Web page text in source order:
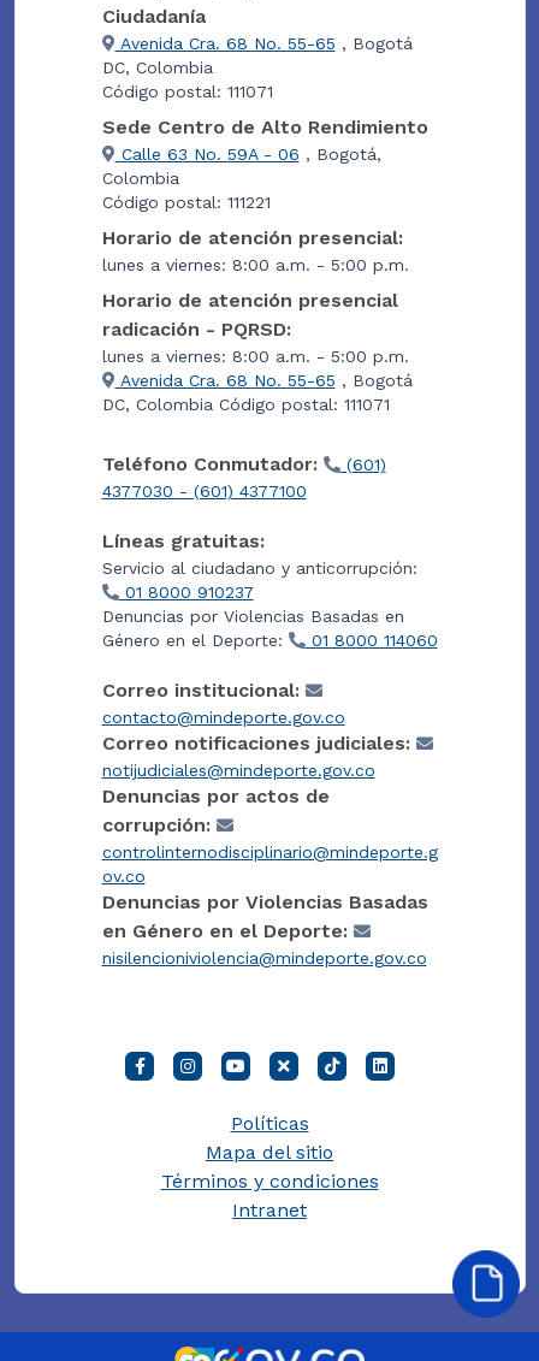
Ciudadanía
Avenida Cra. 68 No. 55-65 , Bogotá
DC, Colombia
Código postal: 111071
Sede Centro de Alto Rendimiento
Calle 63 No. 59A - 06 , Bogotá,
Colombia
Código postal: 111221
Horario de atención presencial:
lunes a viernes: 8:00 a.m. - 5:00 p.m.
Horario de atención presencial
radicación - PQRSD:
lunes a viernes: 8:00 a.m. - 5:00 p.m.
Avenida Cra. 68 No. 55-65 , Bogotá
DC, Colombia Código postal: 111071
Teléfono Conmutador:
(601)
4377030 - (601) 4377100
Líneas gratuitas:
Servicio al ciudadano y anticorrupción:
01 8000 910237
Denuncias por Violencias Basadas en
Género en el Deporte:
01 8000 114060
Correo institucional:
contacto@mindeporte.gov.co
Correo notificaciones judiciales:
notijudiciales@mindeporte.gov.co
Denuncias por actos de
corrupción:
controlinternodisciplinario@mindeporte.g
ov.co
Denuncias por Violencias Basadas
en Género en el Deporte:
nisilencioniviolencia@mindeporte.gov.co
Políticas
Mapa del sitio
Términos y condiciones
Intranet